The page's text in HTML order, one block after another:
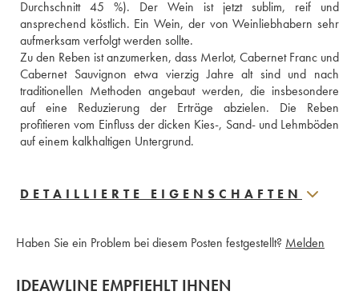
Durchschnitt 45 %). Der Wein ist jetzt sublim, reif und
ansprechend köstlich. Ein Wein, der von Weinliebhabern sehr
aufmerksam verfolgt werden sollte.
Zu den Reben ist anzumerken, dass Merlot, Cabernet Franc und
Cabernet Sauvignon etwa vierzig Jahre alt sind und nach
traditionellen Methoden angebaut werden, die insbesondere
auf eine Reduzierung der Erträge abzielen. Die Reben
profitieren vom Einfluss der dicken Kies-, Sand- und Lehmböden
auf einem kalkhaltigen Untergrund.
DETAILLIERTE EIGENSCHAFTEN
Haben Sie ein Problem bei diesem Posten festgestellt? Melden
IDEAWLINE EMPFIEHLT IHNEN